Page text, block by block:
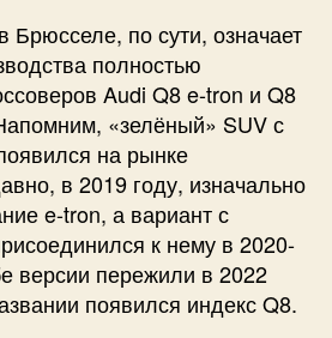
Брюсселе, по сути, означает
полностью
Audi Q8 e-tron и Q8
«зелёный» SUV с
на рынке
в 2019 году, изначально
e-tron, а вариант с
к нему в 2020-
версии пережили в 2022
появился индекс Q8.